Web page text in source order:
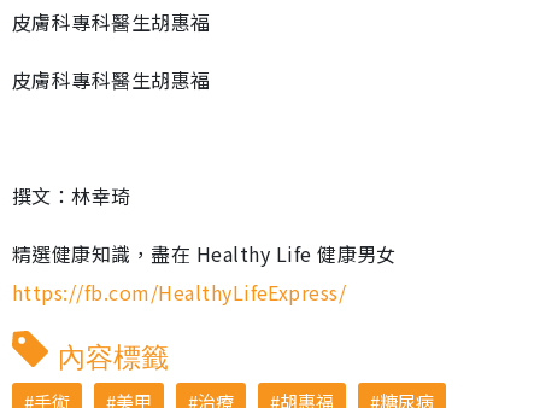
皮膚科專科醫生胡惠福
皮膚科專科醫生胡惠福
撰文：林幸琦
精選健康知識，盡在 Healthy Life 健康男女
https://fb.com/HealthyLifeExpress/
內容標籤
手術 美甲 治療 胡惠福 糖尿病